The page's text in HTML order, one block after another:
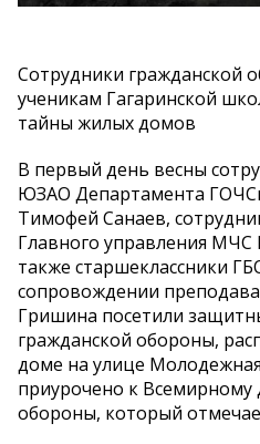
Сотрудники гражданской
ученикам Гагаринской
тайны жилых домов
В первый день весны
ЮЗАО Департамента
Тимофей Санаев,
Главного управления МЧС
также старшеклассники
сопровождении
Гришина посетили
гражданской обороны,
доме на улице
приурочено к
обороны, который